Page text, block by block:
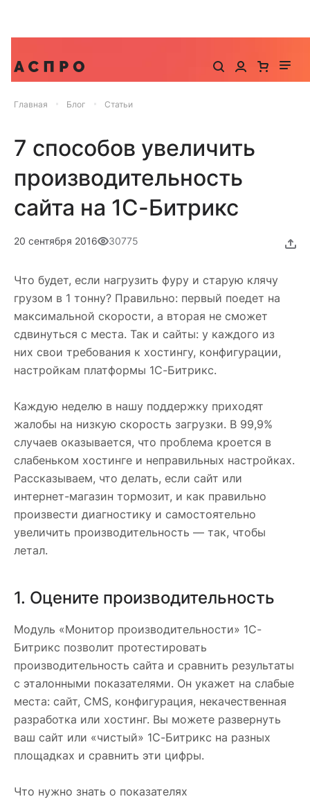
Главная Блог Статьи
7 способов увеличить
производительность
сайта на 1С-Битрикс
20 сентября 2016 30775
Что будет, если нагрузить фуру и старую клячу
грузом в 1 тонну? Правильно: первый поедет на
максимальной скорости, а вторая не сможет
сдвинуться с места. Так и сайты: у каждого из
них свои требования к хостингу, конфигурации,
настройкам платформы 1С-Битрикс.
Каждую неделю в нашу поддержку приходят
жалобы на низкую скорость загрузки. В 99,9%
случаев оказывается, что проблема кроется в
слабеньком хостинге и неправильных настройках.
Рассказываем, что делать, если сайт или
интернет-магазин тормозит, и как правильно
произвести диагностику и самостоятельно
увеличить производительность — так, чтобы
летал.
1. Оцените производительность
Модуль «Монитор производительности» 1С-
Битрикс позволит протестировать
производительность сайта и сравнить результаты
с эталонными показателями. Он укажет на слабые
места: сайт, CMS, конфигурация, некачественная
разработка или хостинг. Вы можете развернуть
ваш сайт или «чистый» 1С-Битрикс на разных
площадках и сравнить эти цифры.
Что нужно знать о показателях